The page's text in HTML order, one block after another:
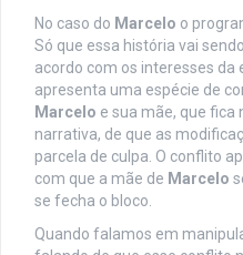
No caso do Marcelo o
Só que essa história vai
acordo com os interesses da
apresenta uma espécie de
Marcelo e sua mãe, que fica
narrativa, de que as
parcela de culpa. O conflito
com que a mãe de Marcelo
se fecha o bloco.
Quando falamos em